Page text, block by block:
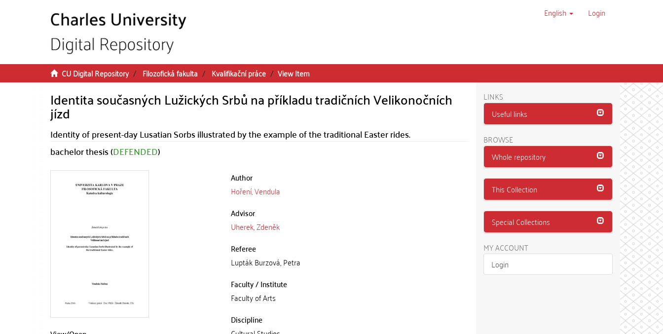
English Login
CU Digital Repository Filozofická fakulta Kvalifikační práce View Item
Identita současných Lužických Srbů na příkladu tradičních Velikonočních
jízd
Identity of present-day Lusatian Sorbs illustrated by the example of the traditional Easter rides.
bachelor thesis (DEFENDED)
Author
Hoření, Vendula
Advisor
Uherek, Zdeněk
Referee
Lupták Burzová, Petra
Faculty / Institute
Faculty of Arts
Discipline
LINKS
Useful links
BROWSE
Whole repository
This Collection
Special Collections
MY ACCOUNT
Login